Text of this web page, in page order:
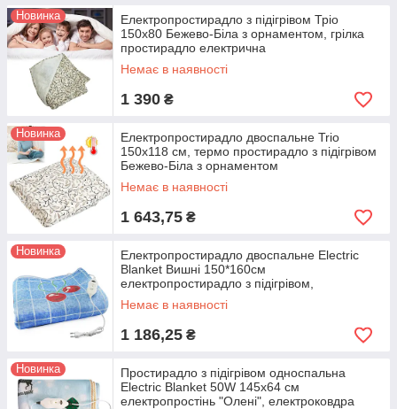
Новинка
Електропростирадло з підігрівом Тріо
150х80 Бежево-Біла з орнаментом, грілка
простирадло електрична
Немає в наявності
1 390 ₴
Новинка
Електропростирадло двоспальне Trio
150х118 см, термо простирадло з підігрівом
Бежево-Біла з орнаментом
Немає в наявності
1 643,75 ₴
Новинка
Електропростирадло двоспальне Electric
Blanket Вишні 150*160см
електропростирадло з підігрівом,
термопростирадло
Немає в наявності
1 186,25 ₴
Новинка
Простирадло з підігрівом односпальна
Electric Blanket 50W 145х64 см
електропростінь "Олені", електроковдра